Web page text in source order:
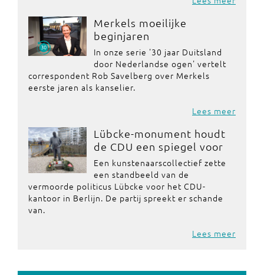
Merkels moeilijke
beginjaren
In onze serie '30 jaar Duitsland
door Nederlandse ogen' vertelt
correspondent Rob Savelberg over Merkels
eerste jaren als kanselier.
Lees meer
Lübcke-monument houdt
de CDU een spiegel voor
Een kunstenaarscollectief zette
een standbeeld van de
vermoorde politicus Lübcke voor het CDU-
kantoor in Berlijn. De partij spreekt er schande
van.
Lees meer